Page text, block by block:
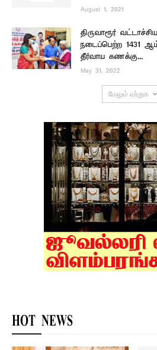
August 1, 2021
திருவாரூர்
நடைப்பெற்ற 1431
தீர்வாய கணக்கு...
May 31, 2022
மேலும் ஏற்றுக
HOT NEWS